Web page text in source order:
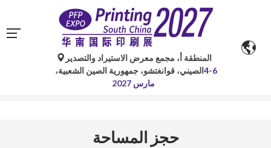
تُستخدم الترجمات الآلية من جوجل لأغراض مرجعية فقط وقد
تكون غير دقيقة. يُرجى الرجوع إلى النسخة الأصلية لأي
استفسارات.
المنطقة أ، مجمع معرض الاستيراد والتصدير
الصيني، قوانغتشو، جمهورية الصين الشعبية،4-6
مارس 2027
حجز المساحة